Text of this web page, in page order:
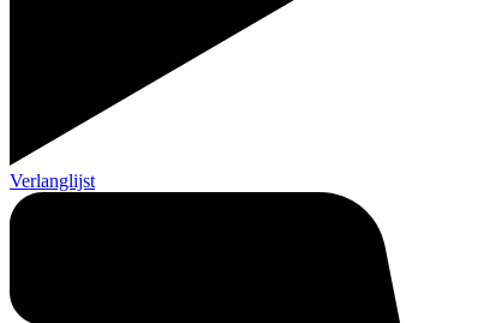
Verlanglijst